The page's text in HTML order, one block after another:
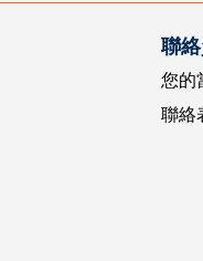
聯
您的
聯絡